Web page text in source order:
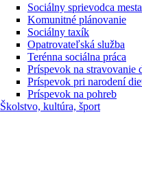
Sociálny sprievodca mesta
Komunitné plánovanie
Sociálny taxík
Opatrovateľská služba
Terénna sociálna práca
Príspevok na stravovanie
Príspevok pri narodení
Príspevok na pohreb
Školstvo, kultúra, šport